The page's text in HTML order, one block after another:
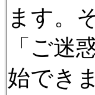
ます。
「ご迷
始でき